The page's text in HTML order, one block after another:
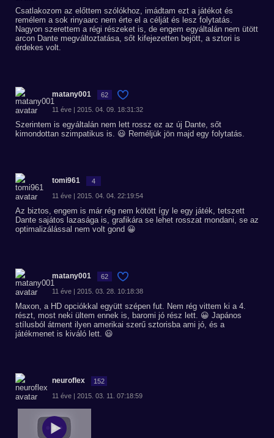
Csatlakozom az előttem szólókhoz, imádtam ezt a játékot és
remélem a sok rinyaarc nem érte el a célját és lesz folytatás.
Nagyon szerettem a régi részeket is, de engem egyáltalán nem ütött
arcon Dante megváltoztatása, sőt kifejezetten bejött, a sztori is
érdekes volt.
matany001 62
11 éve | 2015. 04. 09. 18:31:32
Szerintem is egyáltalán nem lett rossz ez az új Dante, sőt
kimondottan szimpatikus is. 😃 Reméljük jön majd egy folytatás.
tomi961 4
11 éve | 2015. 04. 04. 22:19:54
Az biztos, engem is már rég nem kötött így le egy játék, tetszett
Dante sajátos lazasága is, grafikára se lehet rosszat mondani, se az
optimalizálással nem volt gond 😀
matany001 62
11 éve | 2015. 03. 28. 10:18:38
Maxon, a HD opciókkal együtt szépen fut. Nem rég vittem ki a 4.
részt, most neki ültem ennek is, baromi jó rész lett. 😀 Japános
stílusból átment ilyen amerikai szerű sztorisba ami jó, és a
játékmenet is kiváló lett. 😃
neuroflex 152
11 éve | 2015. 03. 11. 07:18:59